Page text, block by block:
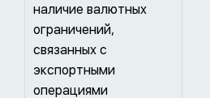
наличие валютных
ограничений,
связанных с
экспортными
операциями